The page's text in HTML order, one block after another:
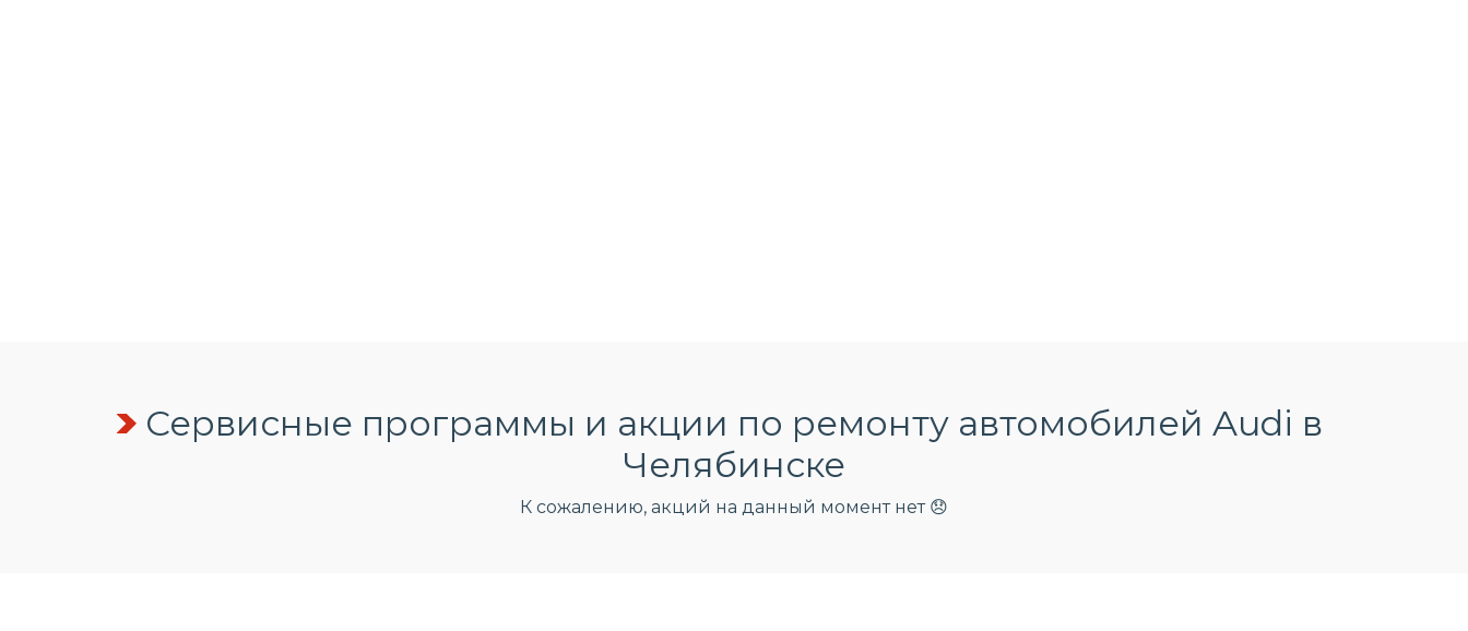
Сервисные программы и акции по ремонту автомобилей Audi в
Челябинске
К сожалению, акций на данный момент нет 😞